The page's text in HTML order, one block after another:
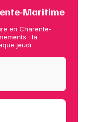
Maritime
en Charente-
: la
jeudi.